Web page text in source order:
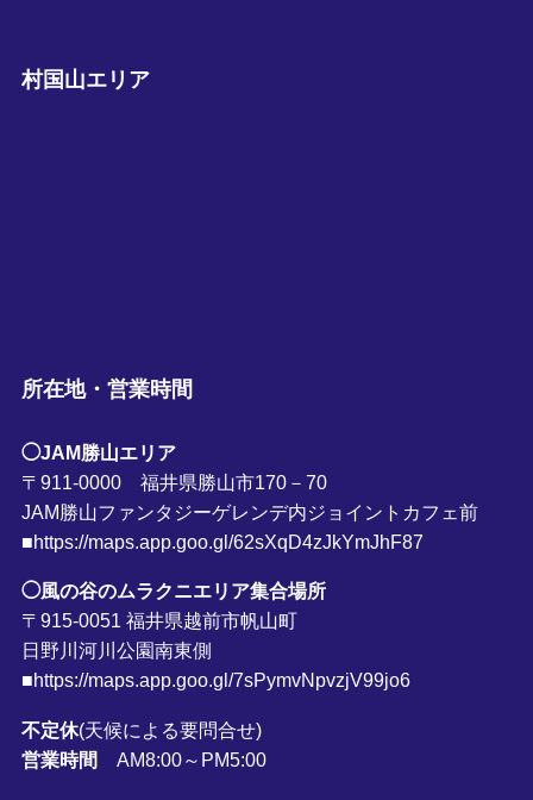
村国山エリア
所在地・営業時間
◯JAM勝山エリア
〒911-0000 福井県勝山市170－70
JAM勝山ファンタジーゲレンデ内ジョイントカフェ前
■https://maps.app.goo.gl/62sXqD4zJkYmJhF87
◯風の谷のムラクニエリア集合場所
〒915-0051 福井県越前市帆山町
日野川河川公園南東側
■https://maps.app.goo.gl/7sPymvNpvzjV99jo6
不定休(天候による要問合せ)
営業時間
AM8:00～PM5:00